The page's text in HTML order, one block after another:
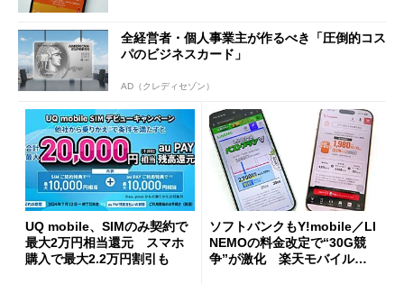
全経営者・個人事業主が作るべき「圧倒的コス
パのビジネスカード」
AD（クレディセゾン）
UQ mobile、SIMのみ契約で
最大2万円相当還元 スマホ
購入で最大2.2万円割引も
ソフトバンクもY!mobile／LI
NEMOの料金改定で“30G競
争”が激化 楽天モバイルやM